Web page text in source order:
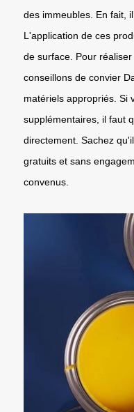
des immeubles. En fait,
L'application de ces
de surface. Pour
conseillons de convier
matériels appropriés. Si
supplémentaires, il faut
directement. Sachez
gratuits et sans
convenus.